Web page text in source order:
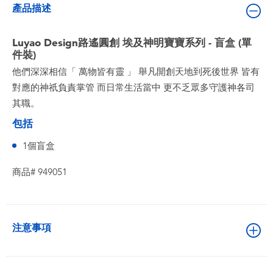
產品描述
Luyao Design路遙圓創 埃及神明寶寶系列 - 盲盒 (單
件裝)
他們深深相信「 萬物皆有靈 」 舉凡開創天地到死後世界 皆有
對應的神祇負責掌管 而日常生活當中 更不乏眾多守護神各司
其職。
包括
1個盲盒
商品# 949051
注意事項